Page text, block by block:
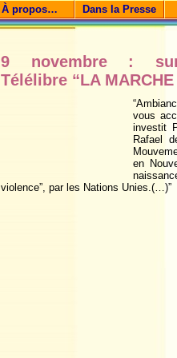
À propos… Dans la Presse
9 novembre :
Télélibre “LA
vous
investit
Rafael
en
violence”, par les Nations Unies.(…)”